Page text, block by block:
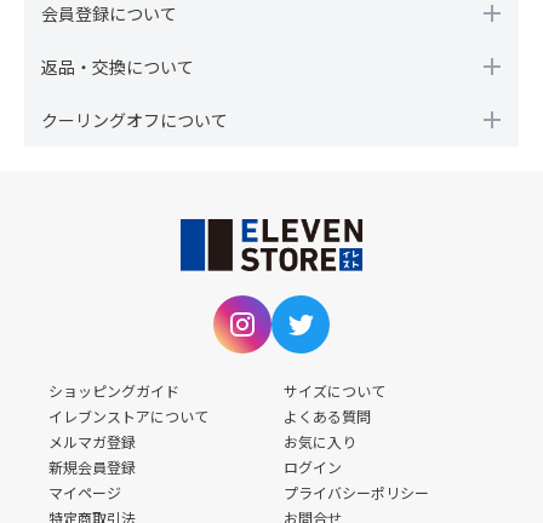
会員登録について
返品・交換について
クーリングオフについて
ショッピングガイド
サイズについて
イレブンストアについて
よくある質問
メルマガ登録
お気に入り
新規会員登録
ログイン
マイページ
プライバシーポリシー
特定商取引法
お問合せ